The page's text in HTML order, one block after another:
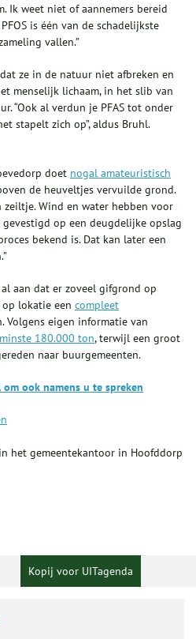
Ik weet niet of aannemers bereid
is één van de schadelijkste
vallen.”
ze in de natuur niet afbreken en
menselijk lichaam, in het slib van
“Ook al verdun je PFAS tot onder
stapelt zich op”, aldus Bruhl.
doet nogal amateuristisch
de heuveltjes vervuilde grond.
Wind en water hebben voor
op een deugdelijke opslag
bekend is. Dat kan later een
aan dat er zoveel gifgrond op
lokatie een compleet
Volgens eigen informatie van
180.000 ton, terwijl een groot
naar buurgemeenten.
ook namens u te spreken
het gemeentekantoor in Hoofddorp
Kopij voor UITagenda